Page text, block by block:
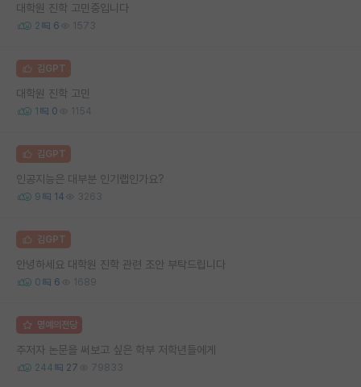
대학원 진학 고민중입니다
2 6 1573
김GPT
대학원 진학 고민
1 0 1154
김GPT
인공지능은 대부분 인기랩인가요?
9 14 3263
김GPT
안녕하세요 대학원 진학 관련 조안 부탁드립니다
0 6 1689
명예의전당
주저자 논문을 써보고 싶은 학부 저학년들에게
244 27 79833